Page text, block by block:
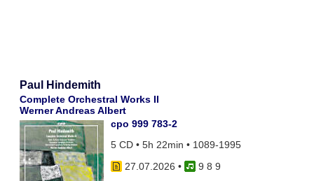
Paul Hindemith
Complete Orchestral Works II
Werner Andreas Albert
cpo 999 783-2
5 CD • 5h 22min • 1089-1995
27.07.2026 •
9 8 9